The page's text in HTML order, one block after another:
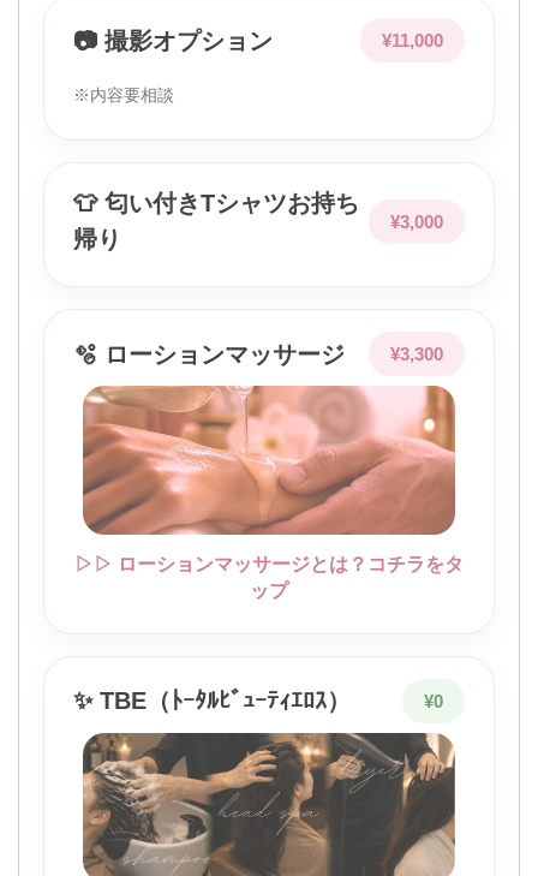
📷 撮影オプション ¥11,000
※内容要相談
👕 匂い付きTシャツお持ち
帰り
¥3,000
🫧 ローションマッサージ ¥3,300
▷▷ ローションマッサージとは？コチラをタ
ップ
✨ TBE（ﾄｰﾀﾙﾋﾞｭｰﾃｨｴﾛｽ） ¥0